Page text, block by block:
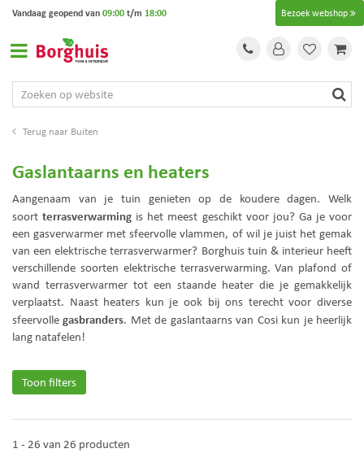
Buiten
Bezoek webshop
Vandaag geopend van09:00t/m 18:00
Gaslantaarns en heaters
Aangenaam van je tuin genieten op de koudere dagen. Welk
soortterrasverwarming is het meest geschikt voor jou? Ga je voor
een gasverwarmer met sfeervolle vlammen, of wil je juist het gemak
van een elektrische terrasverwarmer? Borghuis tuin & interieur heeft
verschillende soorten elektrische terrasverwarming. Van plafond of
wand terrasverwarmer tot een staande heater die je gemakkelijk
verplaatst. Naast heaters kun je ook bij ons terecht voor diverse
sfeervollegasbranders. Met de gaslantaarns van Cosi kun je heerlijk
lang natafelen!
Toon filters
1 - 26 van 26 producten